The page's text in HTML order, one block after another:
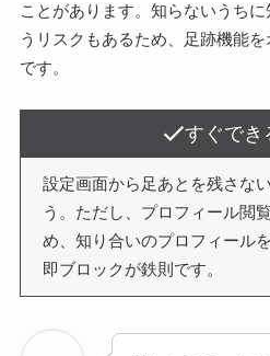
ことがあります。知らないうち
うリスクもあるため、足跡機能
です。
すぐでき
設定画面から足あとを残さな
う。ただし、プロフィール閲
め、知り合いのプロフィール
即ブロックが鉄則です。